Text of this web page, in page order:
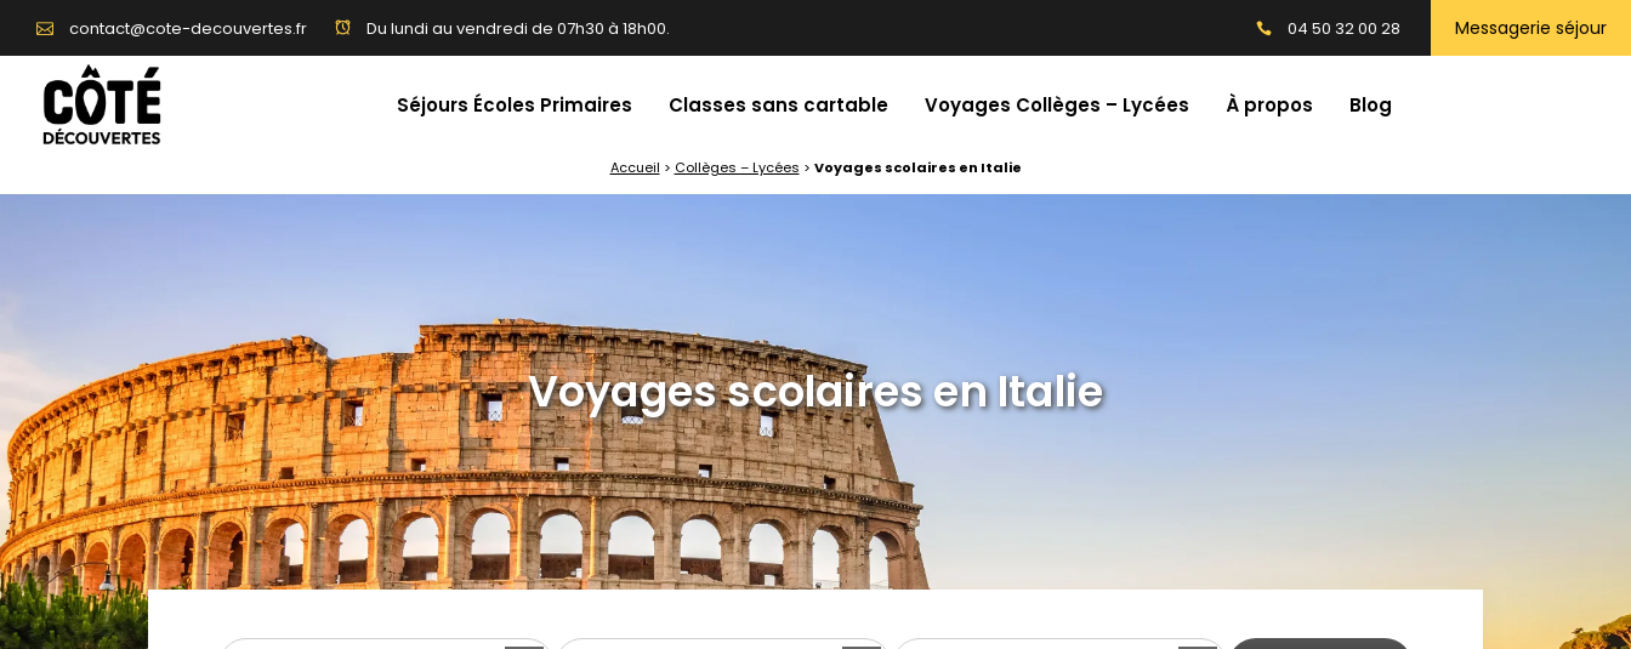
contact@cote-decouvertes.fr Du lundi au vendredi de 07h30 à 18h00. 04 50 32 00 28 Messagerie séjour
Séjours Écoles Primaires Classes sans cartable Voyages Collèges – Lycées À propos Blog
Accueil > Collèges – Lycées > Voyages scolaires en Italie